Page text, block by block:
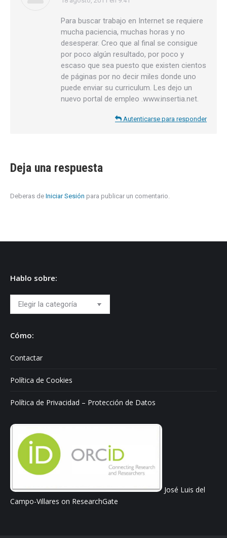
dice:
Para buscar trabajo en Internet se requiere
mucha paciencia, muchas horas y no
desesperar. Creo que al final se consigue
por poco algún resultado, por poco y
escaso que sea puesto que existen cientos
de páginas por no decir miles donde uno
puede enviar su curriculum. Les dejo un
nuevo portal de empleo .www.insertia.net.
Autenticarse para responder
Deja una respuesta
Deberas de Iniciar Sesión para publicar un comentario.
Hablo sobre:
Hablo
sobre:
Cómo:
Contactar
Política de Cookies
Política de Privacidad – Protección de Datos
José Luis del
Campo-Villares on ResearchGate